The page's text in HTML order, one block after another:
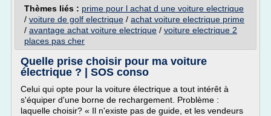
Thèmes liés : prime pour l achat d une voiture electrique
/ voiture de golf electrique / achat voiture electrique prime
/ avantage achat voiture electrique / voiture electrique 2
places pas cher
Quelle prise choisir pour ma voiture
électrique ? | SOS conso
Celui qui opte pour la voiture électrique a tout intérêt à
s'équiper d'une borne de rechargement. Problème :
laquelle choisir? « Il n'existe pas de guide, et les vendeurs